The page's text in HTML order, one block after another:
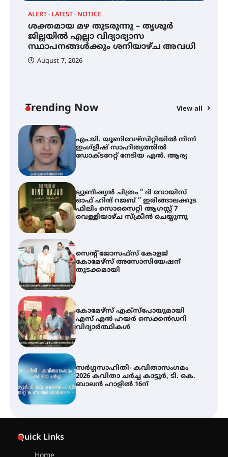
ALERT LATEST NOTICE
ശക്തമായ മഴ തുടരുന്നു – തൃശൂർ
ജില്ലയിൽ എല്ലാ വിദ്യാഭ്യാസ
സ്ഥാപനങ്ങൾക്കും ശനിയാഴ്ച അവധി
August 7, 2026
Trending Now View all
ശക്തമായ മഴ തുടരുന്നു – തൃശൂർ
ജില്ലയിൽ എല്ലാ വിദ്യാഭ്യാസ
സ്ഥാപനങ്ങൾക്കും ശനിയാഴ്ച
അവധി
ട്യുണീഷ്യൻ ചിത്രം ” ദി വോയിസ്
ഓഫ് ഹിന്ദ് റജബ് ” ഇരിങ്ങാലക്കുട
ഫിലിം സൊസൈറ്റി ആഗസ്റ്റ് 7
വെള്ളിയാഴ്ച സ്‌ക്രീൻ ചെയ്യുന്നു
സെന്റ് ജോസഫ്സ് കോളജ്
കോമേഴ്‌സ് അസോസിയേഷന്
തുടക്കമായി
കോമേഴ്സ് എക്സ്പോയുമായി
എസ് എൻ ഹയർ സെക്കൻഡറി
വിദ്യാർത്ഥികൾ
സർഗ്ഗസാഹിതി- കവിതാസംഗമം
2026 കവിതാ ചർച്ച കാട്ടൂർ, ടി. കെ.
ബാലൻ ഹാളിൽ 16ന്
ശക്തമായ മഴ തുടരുന്നു – തൃശൂർ
ജില്ലയിൽ എല്ലാ വിദ്യാഭ്യാസ
സ്ഥാപനങ്ങൾക്കും ശനിയാഴ്ച
അവധി
Quick Links